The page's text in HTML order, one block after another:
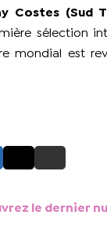
Costes (Sud
sélection
mondial est
le dernier